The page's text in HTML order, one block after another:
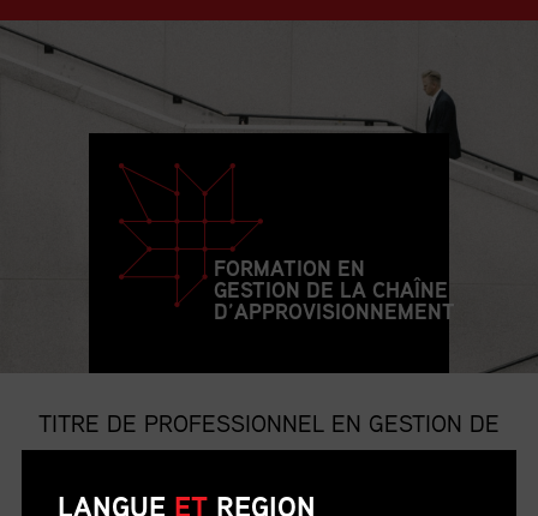
FORMATION EN
GESTION DE LA CHAÎNE
D’APPROVISIONNEMENT
TITRE DE PROFESSIONNEL EN GESTION DE
LANGUE ETREGION